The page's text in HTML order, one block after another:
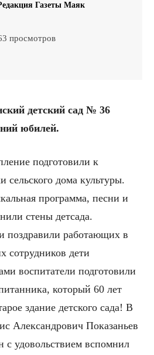
Газеты Маяк
просмотров
детский сад № 36
юбилей.
подготовили к
сельского дома культуры.
программа, песни и
стены детсада.
поздравили работающих в
сотрудников дети
воспитатели подготовили
который 60 лет
здание детского сада! В
Александрович Показаньев
удовольствием вспомнил